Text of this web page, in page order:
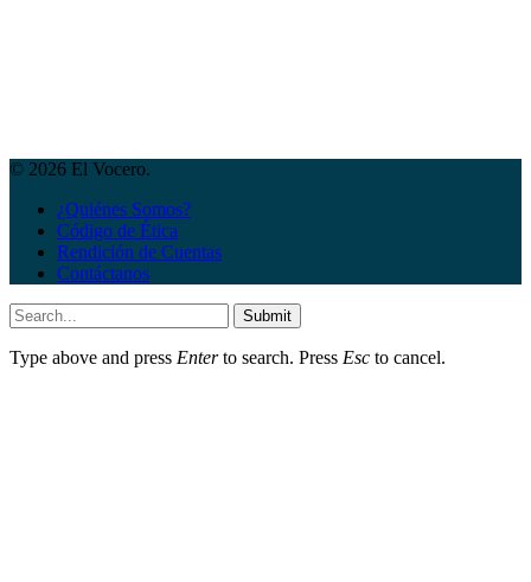
© 2026 El Vocero.
¿Quiénes Somos?
Código de Ética
Rendición de Cuentas
Contáctanos
Submit
Type above and press Enterto search. Press Esc to cancel.